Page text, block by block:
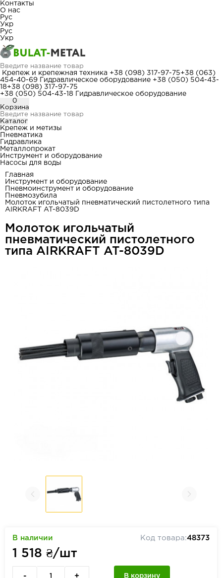
Контакты
О нас
Рус
Укр
Рус
Укр
Крепеж и крепежная техника +38 (098) 317-97-75+38 (063)
454-40-69
Гидравлическое оборудование +38 (050) 504-43-
18+38 (098) 317-97-75
+38 (050) 504-43-18
Гидравлическое оборудование
0
Корзина
Каталог
Крепеж и метизы
Пневматика
Гидравлика
Металлопрокат
Инструмент и оборудование
Насосы для воды
Главная
Инструмент и оборудование
Пневмоинструмент и оборудование
Пневмозубила
Молоток игольчатый пневматический пистолетного типа
AIRKRAFT AT-8039D
Молоток игольчатый
пневматический пистолетного
типа AIRKRAFT AT-8039D
В наличии
1 518 ₴/шт
Код товара:48373
- + В корзину